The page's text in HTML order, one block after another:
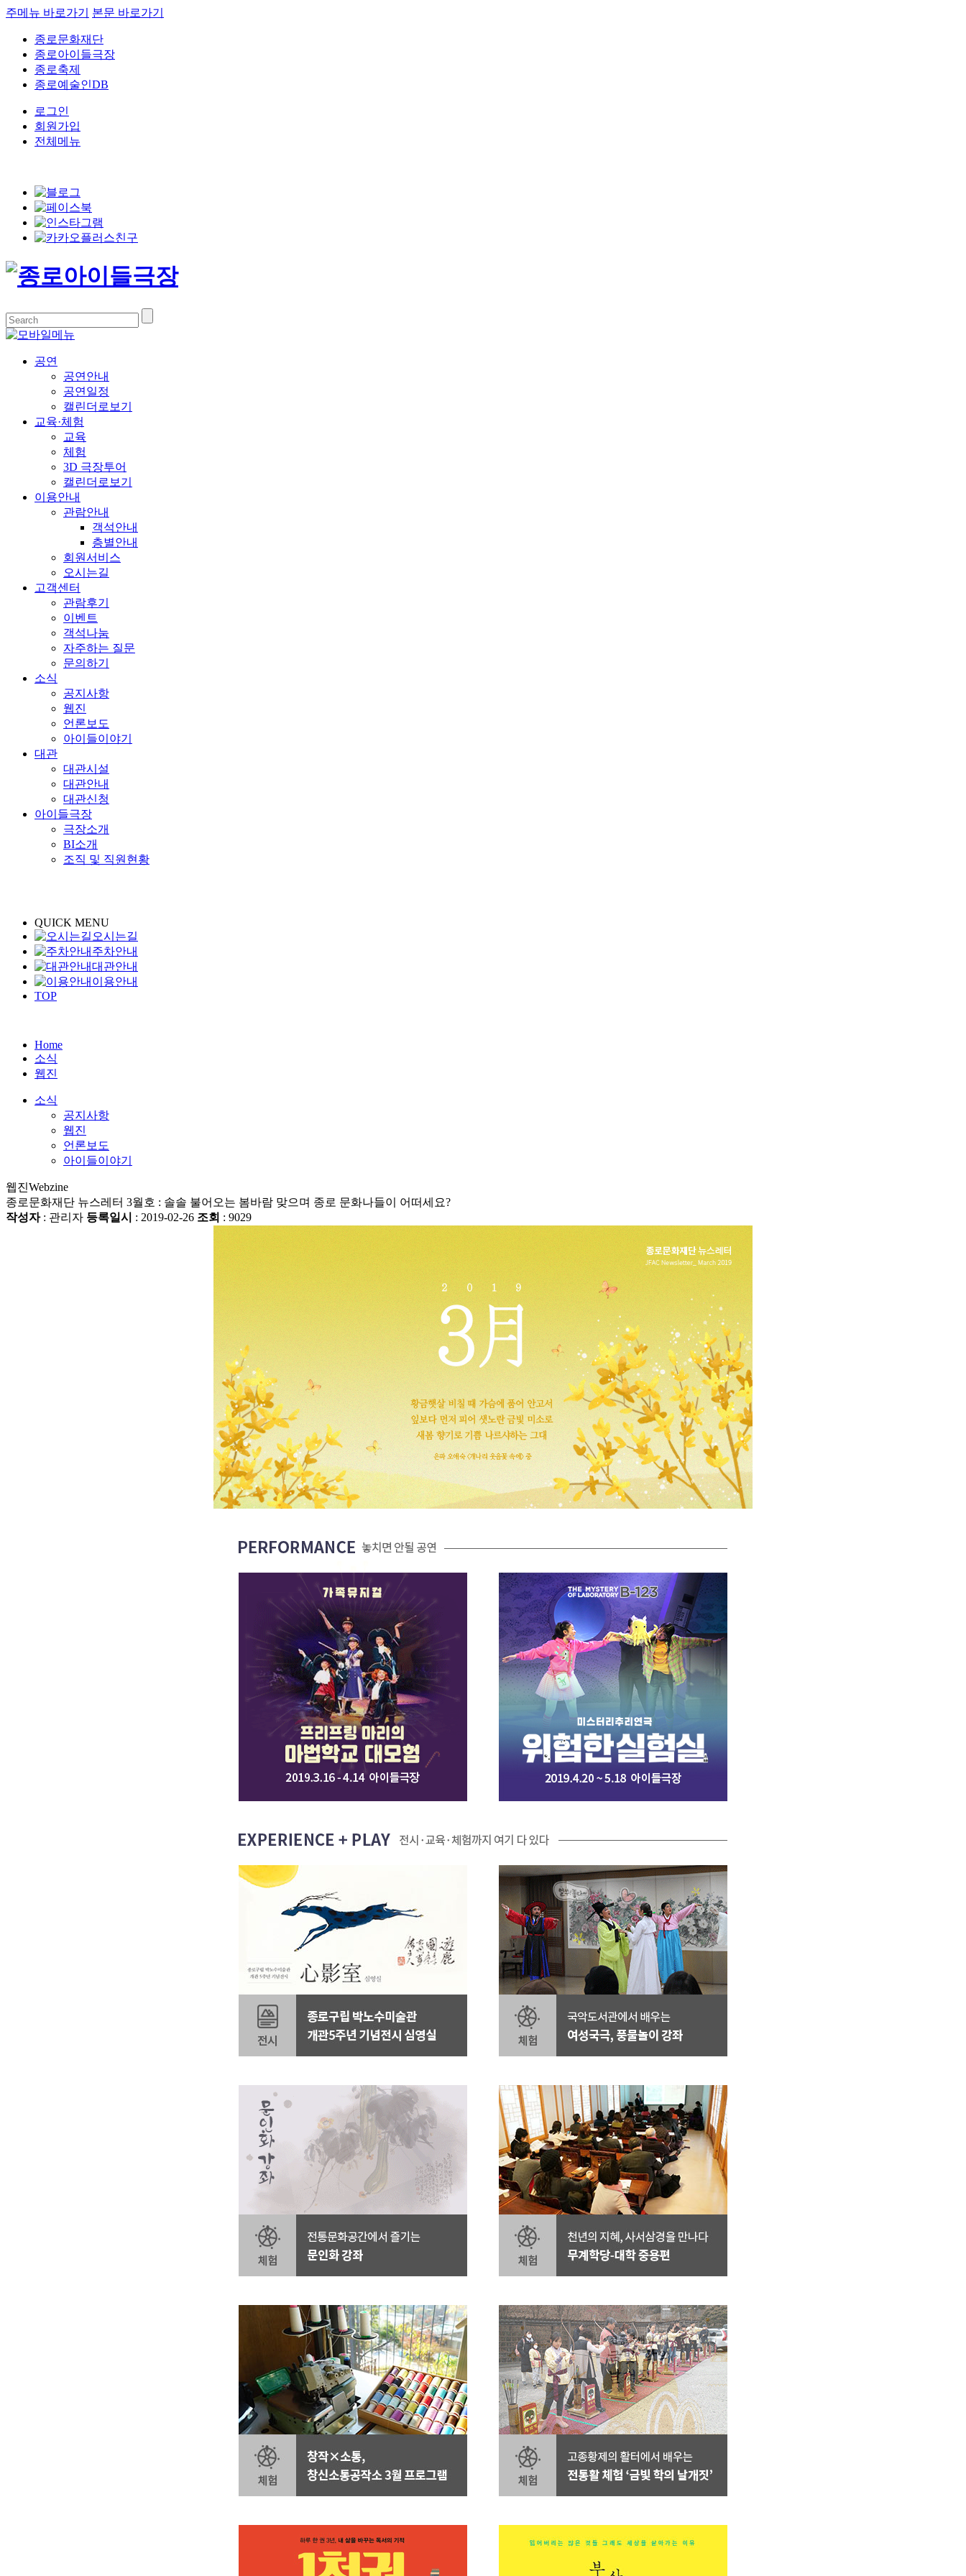
주메뉴 바로가기 본문 바로가기
종로문화재단
종로아이들극장
종로축제
종로예술인DB
로그인
회원가입
전체메뉴
공연
공연안내
공연일정
캘린더로보기
교육·체험
교육
체험
3D 극장투어
캘린더로보기
이용안내
관람안내
객석안내
층별안내
회원서비스
오시는길
고객센터
관람후기
이벤트
객석나눔
자주하는 질문
문의하기
소식
공지사항
웹진
언론보도
아이들이야기
대관
대관시설
대관안내
대관신청
아이들극장
극장소개
BI소개
조직 및 직원현황
QUICK MENU
오시는길
주차안내
대관안내
이용안내
TOP
Home
소식
웹진
소식
공지사항
웹진
언론보도
아이들이야기
웹진Webzine
종로문화재단 뉴스레터 3월호 : 솔솔 불어오는 봄바람 맞으며 종로 문화나들이 어떠세요?
작성자: 관리자 등록일시 : 2019-02-26 조회 : 9029